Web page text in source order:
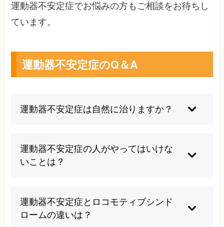
運動器不安定症でお悩みの方もご相談をお待ちし
ています。
運動器不安定症のQ＆A
運動器不安定症は自然に治りますか？
はありません。むしろ放置すると筋力低下やバラ
ンス能力の衰えが進行します。しかし、適切な施
運動器不安定症の人がやってはいけな
いことは？
め避けてください。一方で、完全に動かないのも
筋力低下を招きます。ご自身の状態に合った適度
運動器不安定症とロコモティブシンド
ロームの違いは？